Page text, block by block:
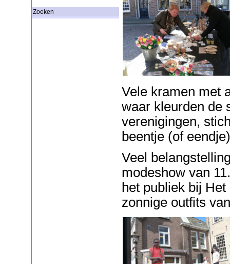
Zoeken
Vele kramen met
waar kleurden de
verenigingen,
beentje (of
Veel
modeshow van
het publiek bij
zonnige outfits